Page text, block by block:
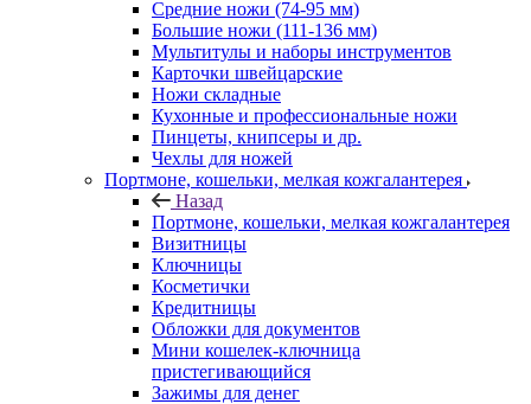
Средние ножи (74-95 мм)
Большие ножи (111-136 мм)
Мультитулы и наборы инструментов
Карточки швейцарские
Ножи складные
Кухонные и профессиональные ножи
Пинцеты, книпсеры и др.
Чехлы для ножей
Портмоне, кошельки, мелкая кожгалантерея
Назад
Портмоне, кошельки, мелкая кожгалантерея
Визитницы
Ключницы
Косметички
Кредитницы
Обложки для документов
Мини кошелек-ключница
пристегивающийся
Зажимы для денег